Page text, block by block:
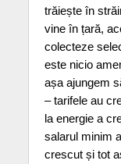
trăiește în
vine în țară,
colecteze
este nicio
așa ajungem
– tarifele au
la energie a
salarul minim
crescut și tot